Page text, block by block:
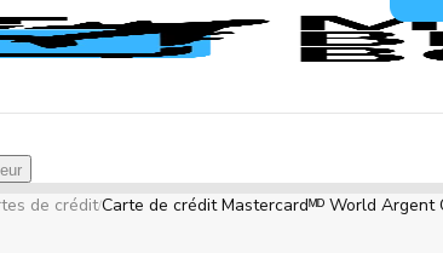
de crédit/Carte de crédit Mastercardᴹᴰ World Argent